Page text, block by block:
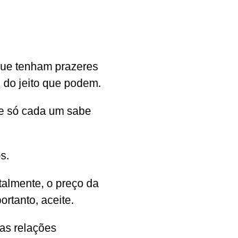
tenham prazeres
jeito que podem.
só cada um sabe
o preço da
aceite.
relações